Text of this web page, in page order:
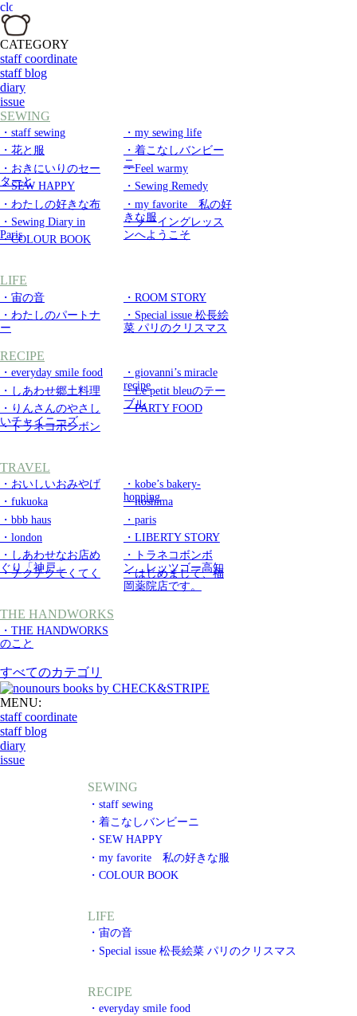
CATEGORY
staff coordinate
staff blog
diary
issue
SEWING
・staff sewing
・my sewing life
・花と服
・着こなしバンビー
ニ
・おきにいりのセー
ターと
・Feel warmy
・SEW HAPPY
・Sewing Remedy
・わたしの好きな布
・my favorite 私の好
きな服
・Sewing Diary in
Paris
・ソーイングレッス
ンへようこそ
・COLOUR BOOK
LIFE
・宙の音
・ROOM STORY
・わたしのパートナ
ー
・Special issue 松長絵
菜 パリのクリスマス
RECIPE
・everyday smile food
・giovanni’s miracle
recipe
・しあわせ郷土料理
・Le petit bleuのテー
ブル
・りんさんのやさし
いチャイニーズ
・PARTY FOOD
・トラネコボンボン
TRAVEL
・おいしいおみやげ
・kobe’s bakery-
hopping
・fukuoka
・itoshima
・bbb haus
・paris
・london
・LIBERTY STORY
・しあわせなお店め
ぐり「神戸」
・トラネコボンボ
ン レッツゴー高知
・チクチクてくてく
・はじめまして、福
岡薬院店です。
THE HANDWORKS
・THE HANDWORKS
のこと
すべてのカテゴリ
MENU:
staff coordinate
staff blog
diary
issue
SEWING
・staff sewing
・着こなしバンビーニ
・SEW HAPPY
・my favorite 私の好きな服
・COLOUR BOOK
LIFE
・宙の音
・Special issue 松長絵菜 パリのクリスマス
RECIPE
・everyday smile food